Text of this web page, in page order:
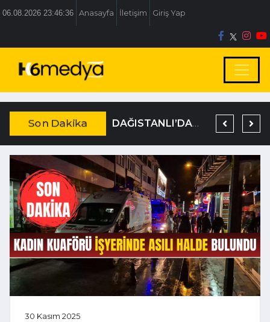
06.08.2026 23:46:36 Anasayfa İletişim Giriş Yap
Son Dakika DAĞISTANLI’DAN, ÖZLÜ’NÜN OTOGAR KARARINA SERT TEPKİ
30 Kasım 2025